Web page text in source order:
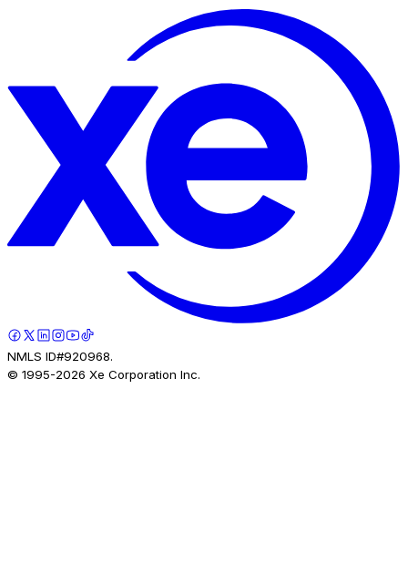
NMLS ID#920968.
© 1995-2026 Xe Corporation Inc.